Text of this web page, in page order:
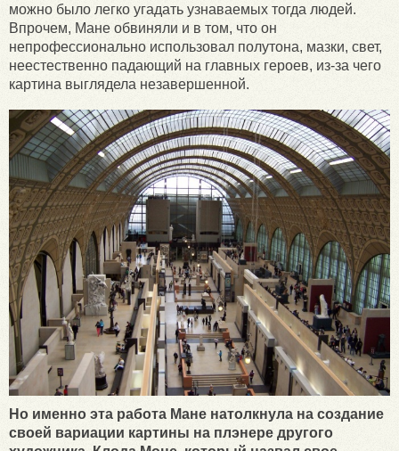
можно было легко угадать узнаваемых тогда людей.
Впрочем, Мане обвиняли и в том, что он
непрофессионально использовал полутона, мазки, свет,
неестественно падающий на главных героев, из-за чего
картина выглядела незавершенной.
Но именно эта работа Мане натолкнула на создание
своей вариации картины на плэнере другого